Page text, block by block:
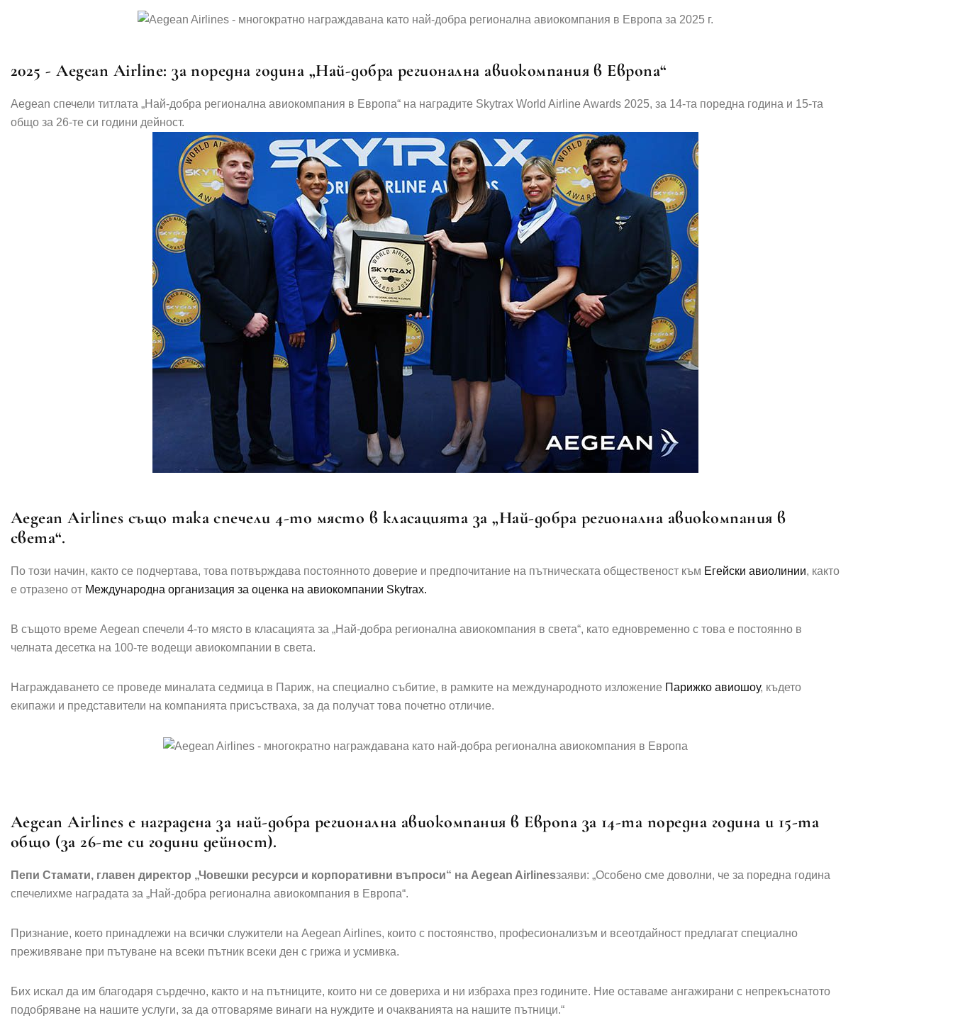
2025 - Aegean Airline: за поредна година „Най-добра регионална авиокомпания в Европа“
Aegean спечели титлата „Най-добра регионална авиокомпания в Европа“ на наградите Skytrax World Airline Awards 2025, за 14-та поредна година и 15-та
общо за 26-те си години дейност.
Aegean Airlines също така спечели 4-то място в класацията за „Най-добра регионална авиокомпания в
света“.
По този начин, както се подчертава, това потвърждава постоянното доверие и предпочитание на пътническата общественост към Егейски авиолинии, както
е отразено от Международна организация за оценка на авиокомпании Skytrax.
В същото време Aegean спечели 4-то място в класацията за „Най-добра регионална авиокомпания в света“, като едновременно с това е постоянно в
челната десетка на 100-те водещи авиокомпании в света.
Награждаването се проведе миналата седмица в Париж, на специално събитие, в рамките на международното изложение Парижко авиошоу, където
екипажи и представители на компанията присъстваха, за да получат това почетно отличие.
Aegean Airlines е наградена за най-добра регионална авиокомпания в Европа за 14-та поредна година и 15-та
общо (за 26-те си години дейност).
Пепи Стамати, главен директор „Човешки ресурси и корпоративни въпроси“ на Aegean Airlinesзаяви: „Особено сме доволни, че за поредна година
спечелихме наградата за „Най-добра регионална авиокомпания в Европа“.
Признание, което принадлежи на всички служители на Aegean Airlines, които с постоянство, професионализъм и всеотдайност предлагат специално
преживяване при пътуване на всеки пътник всеки ден с грижа и усмивка.
Бих искал да им благодаря сърдечно, както и на пътниците, които ни се довериха и ни избраха през годините. Ние оставаме ангажирани с непрекъснатото
подобряване на нашите услуги, за да отговаряме винаги на нуждите и очакванията на нашите пътници.“